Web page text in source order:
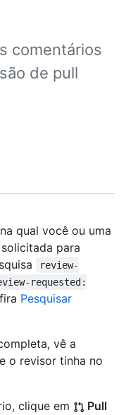
comentários
de pull
qual você ou uma
para
review-
requested:
Pesquisar
vê a
o revisor tinha no
clique em
Pull